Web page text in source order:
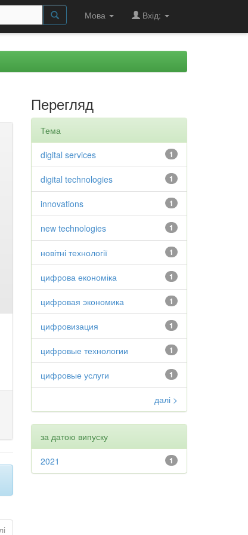
Мова Вхід:
Перегляд
Тема
1
digital services
1
digital technologies
1
innovations
1
new technologies
1
новітні технології
1
цифрова економіка
1
цифровая экономика
1
цифровизация
1
цифровые технологии
1
цифровые услуги
далі >
за датою випуску
1
2021